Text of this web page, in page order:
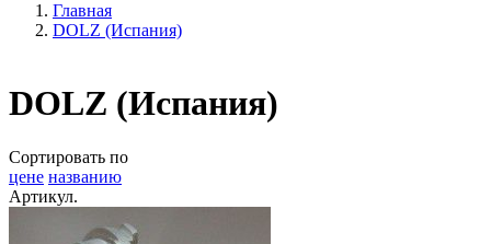
Главная
DOLZ (Испания)
DOLZ (Испания)
Сортировать по
цене названию
Артикул.